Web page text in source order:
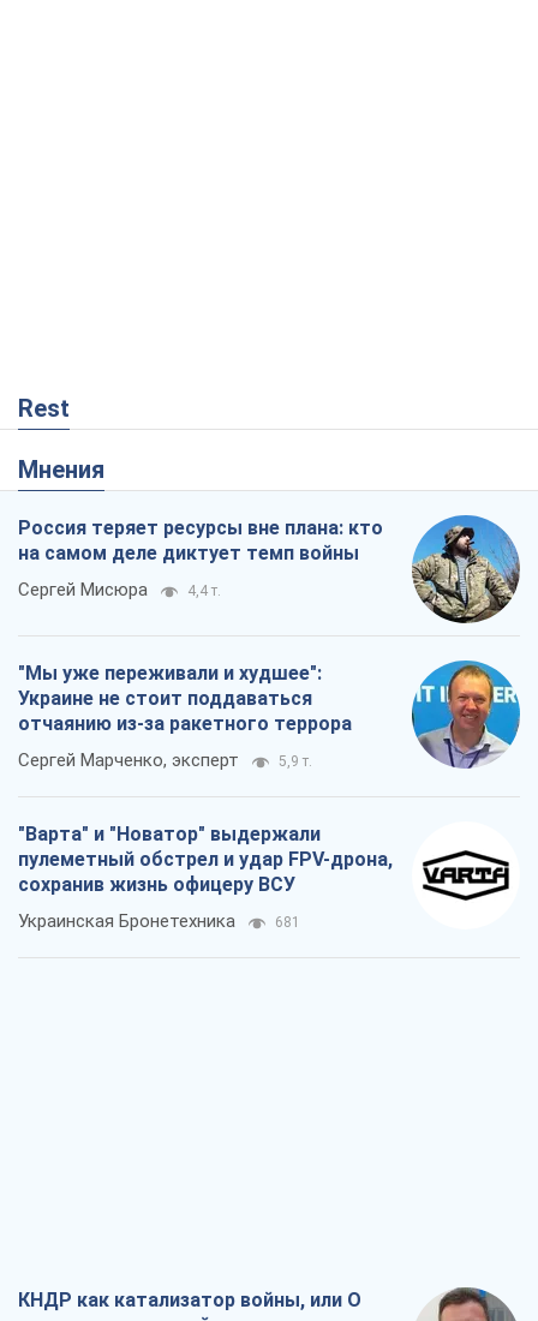
Rest
Мнения
Россия теряет ресурсы вне плана: кто
на самом деле диктует темп войны
Сергей Мисюра 4,4 т.
"Мы уже переживали и худшее":
Украине не стоит поддаваться
отчаянию из-за ракетного террора
Сергей Марченко, эксперт 5,9 т.
"Варта" и "Новатор" выдержали
пулеметный обстрел и удар FPV-дрона,
сохранив жизнь офицеру ВСУ
Украинская Бронетехника 681
КНДР как катализатор войны, или О